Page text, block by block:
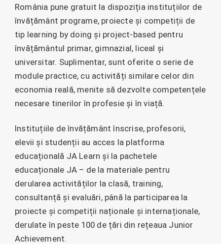
România pune gratuit la dispoziția instituțiilor de
învățământ programe, proiecte și competiții de
tip learning by doing și project-based pentru
învățământul primar, gimnazial, liceal și
universitar. Suplimentar, sunt oferite o serie de
module practice, cu activități similare celor din
economia reală, menite să dezvolte competențele
necesare tinerilor în profesie și în viață.
Instituțiile de învățământ înscrise, profesorii,
elevii și studenții au acces la platforma
educațională JA Learn și la pachetele
educaționale JA – de la materiale pentru
derularea activităților la clasă, training,
consultanță și evaluări, până la participarea la
proiecte și competiții naționale și internaționale,
derulate în peste 100 de țări din rețeaua Junior
Achievement.